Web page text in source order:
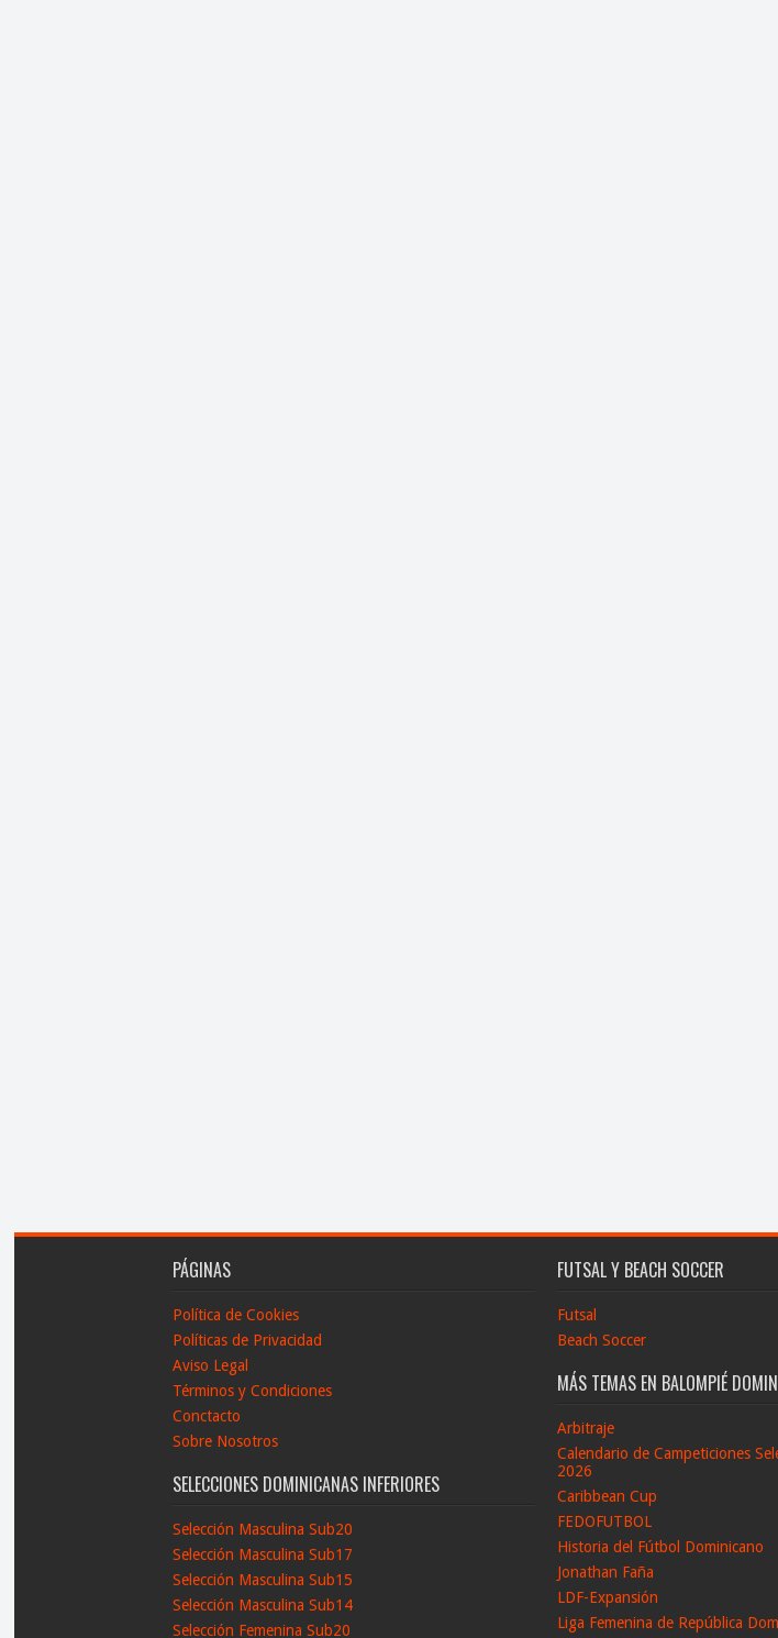
PÁGINAS
Política de Cookies
Políticas de Privacidad
Aviso Legal
Términos y Condiciones
Conctacto
Sobre Nosotros
SELECCIONES DOMINICANAS INFERIORES
Selección Masculina Sub20
Selección Masculina Sub17
Selección Masculina Sub15
Selección Masculina Sub14
Selección Femenina Sub20
FUTSAL Y BEACH SOCCER
Futsal
Beach Soccer
MÁS TEMAS EN BALOMPIÉ
Arbitraje
Calendario de Campeticiones
2026
Caribbean Cup
FEDOFUTBOL
Historia del Fútbol Dominicano
Jonathan Faña
LDF-Expansión
Liga Femenina de República